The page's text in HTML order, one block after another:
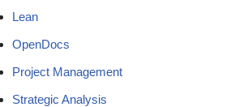
Lean
OpenDocs
Project Management
Strategic Analysis